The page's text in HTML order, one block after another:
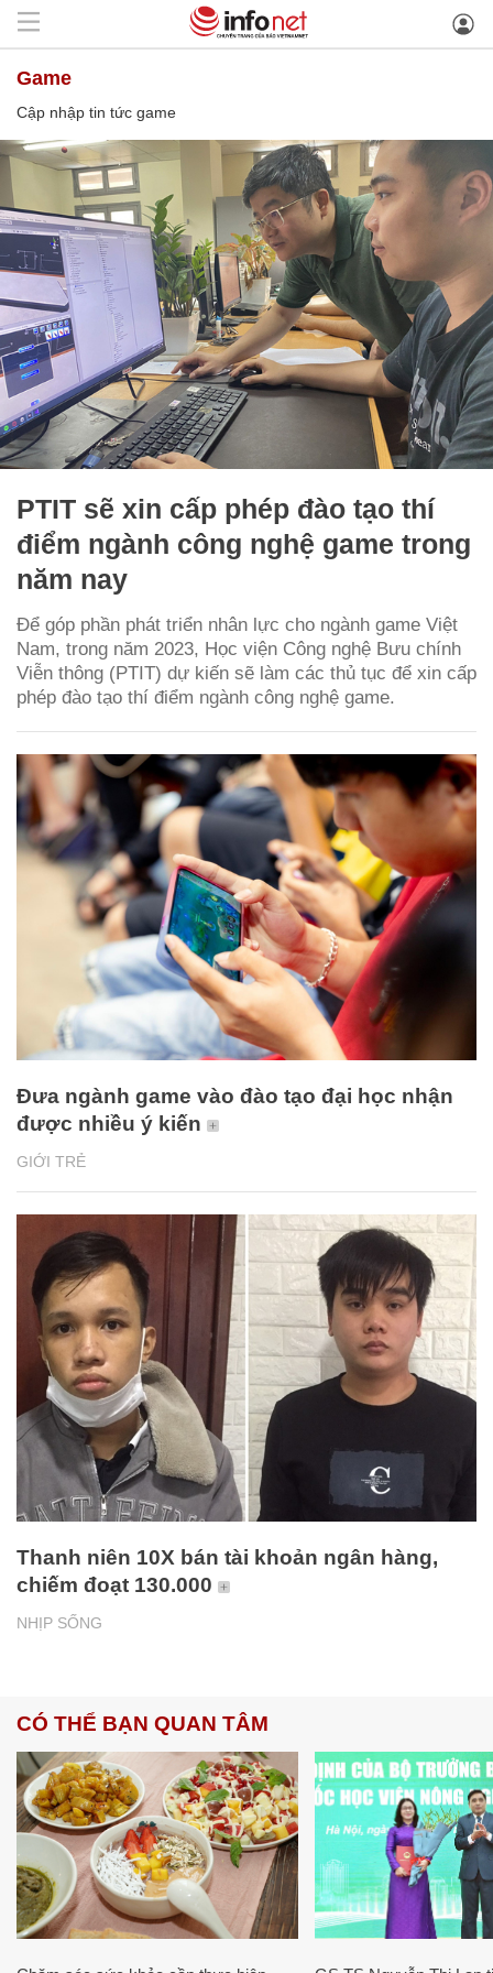
game
Cập nhập tin tức game
PTIT sẽ xin cấp phép đào tạo thí
điểm ngành công nghệ game trong
năm nay
Để góp phần phát triển nhân lực cho ngành game Việt
Nam, trong năm 2023, Học viện Công nghệ Bưu chính
Viễn thông (PTIT) dự kiến sẽ làm các thủ tục để xin cấp
phép đào tạo thí điểm ngành công nghệ game.
GIỚI TRẺ
Đưa ngành game vào đào tạo đại học nhận
được nhiều ý kiến
NHỊP SỐNG
Thanh niên 10X bán tài khoản ngân hàng,
chiếm đoạt 130.000
CÓ THỂ BẠN QUAN TÂM